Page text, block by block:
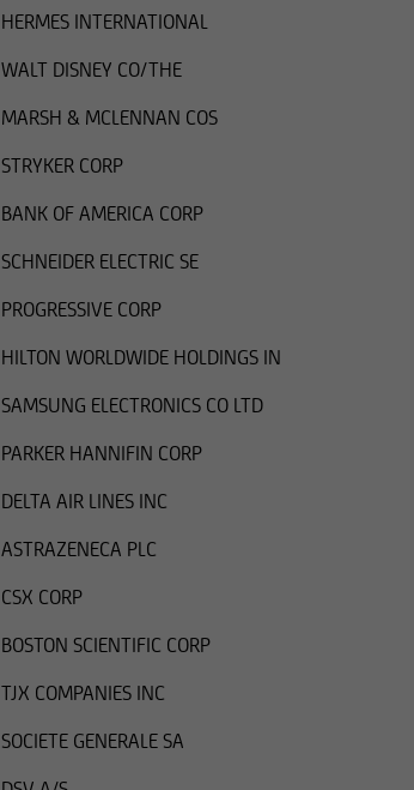
HERMES INTERNATIONAL
WALT DISNEY CO/THE
MARSH & MCLENNAN COS
STRYKER CORP
BANK OF AMERICA CORP
SCHNEIDER ELECTRIC SE
PROGRESSIVE CORP
HILTON WORLDWIDE HOLDINGS IN
SAMSUNG ELECTRONICS CO LTD
PARKER HANNIFIN CORP
DELTA AIR LINES INC
ASTRAZENECA PLC
CSX CORP
BOSTON SCIENTIFIC CORP
TJX COMPANIES INC
SOCIETE GENERALE SA